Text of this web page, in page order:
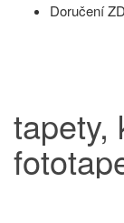
Doručení
tapety,